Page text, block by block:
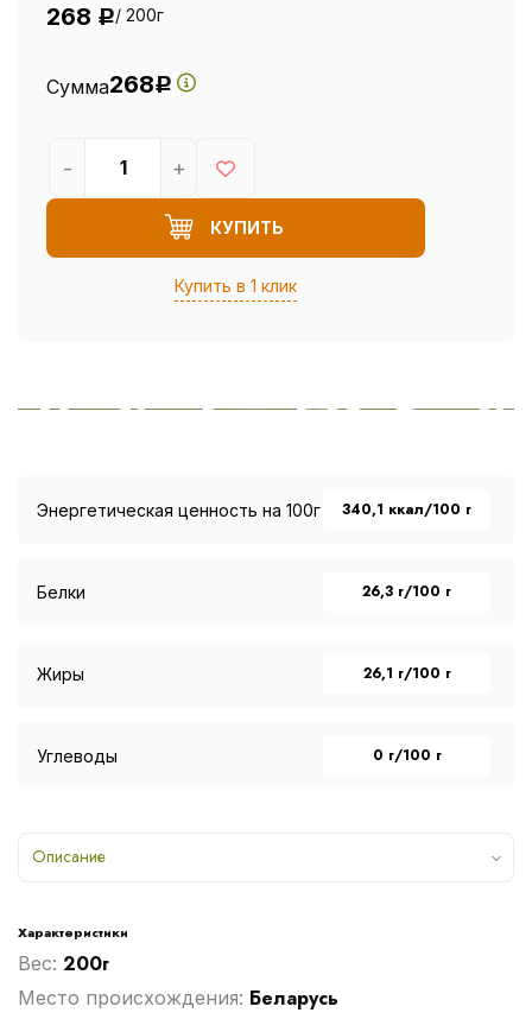
268 Р/ 200г
Сумма268Р
КУПИТЬ
Купить в 1 клик
- +
Энергетическая ценность на 100г 340,1 ккал/100 г
Белки 26,3 г/100 г
Жиры 26,1 г/100 г
Углеводы 0 г/100 г
Описание
Характеристики
Вес: 200г
Место происхождения: Беларусь